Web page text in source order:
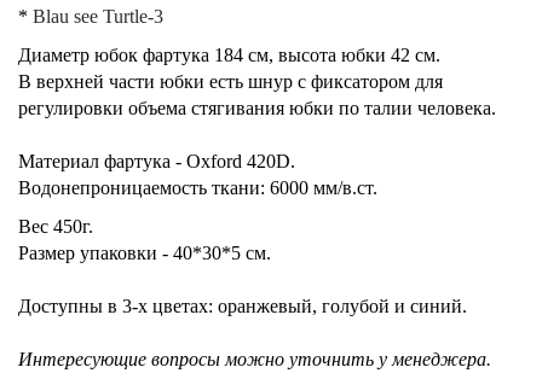
* Blau see Turtle-3
Диаметр юбок фартука 184 см, высота юбки 42 см.
В верхней части юбки есть шнур с фиксатором для
регулировки объема стягивания юбки по талии человека.
Материал фартука - Oxford 420D.
Водонепроницаемость ткани: 6000 мм/в.ст.
Вес 450г.
Размер упаковки - 40*30*5 см.
Доступны в 3-х цветах: оранжевый, голубой и синий.
Интересующие вопросы можно уточнить у менеджера.